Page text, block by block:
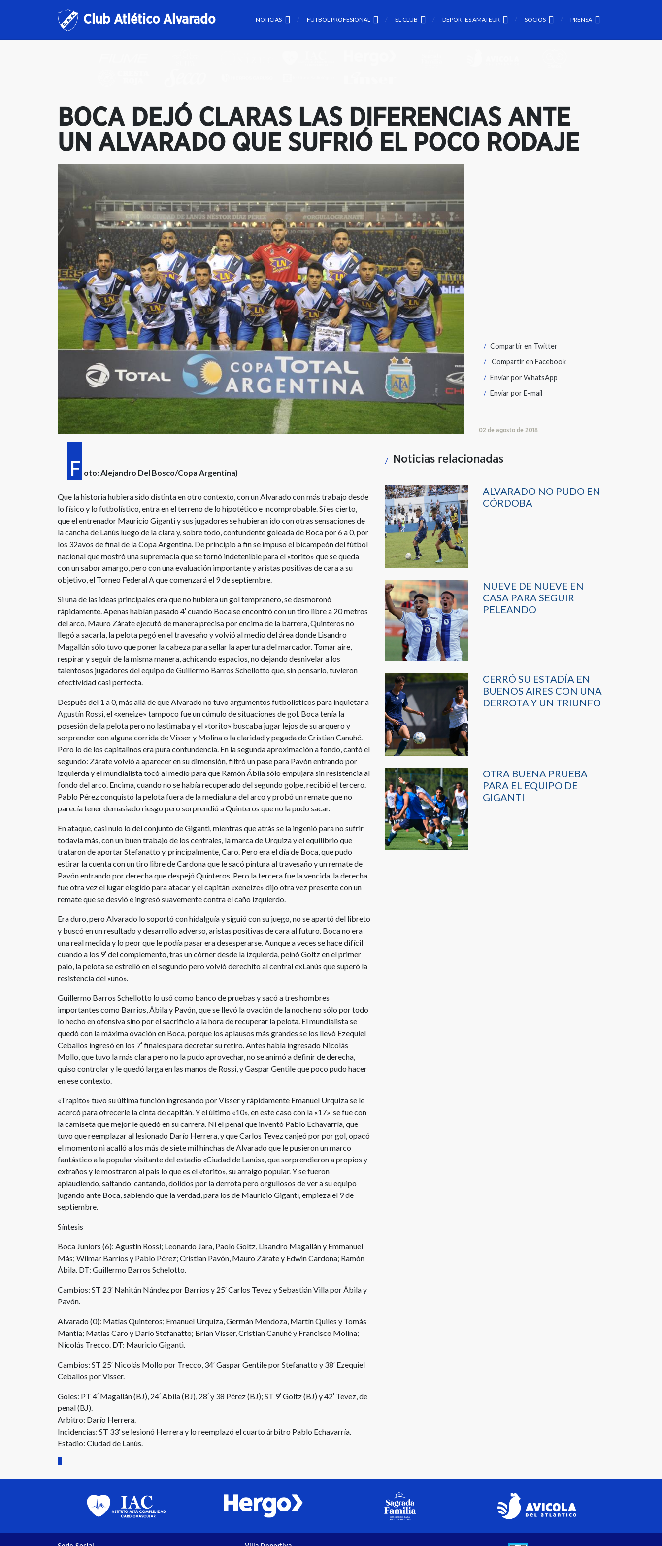
Club Atlético Alvarado NOTICIAS FUTBOL PROFESIONAL EL CLUB DEPORTES AMATEUR SOCIOS PRENSA
BOCA DEJÓ CLARAS LAS DIFERENCIAS ANTE
UN ALVARADO QUE SUFRIÓ EL POCO RODAJE
Compartir en Twitter
Compartir en Facebook
Enviar porWhatsApp
Enviar porE-mail
02 de agosto de 2018
F oto: Alejandro Del Bosco/Copa Argentina)
Que la historia hubiera sido distinta en otro contexto, con un Alvarado con más trabajo desde
lo físico y lo futbolístico, entra en el terreno de lo hipotético e incomprobable. Sí es cierto,
que el entrenador Mauricio Giganti y sus jugadores se hubieran ido con otras sensaciones de
la cancha de Lanús luego de la clara y, sobre todo, contundente goleada de Boca por 6 a 0, por
los 32avos de final de la Copa Argentina. De principio a fin se impuso el bicampeón del fútbol
nacional que mostró una supremacía que se tornó indetenible para el «torito» que se queda
con un sabor amargo, pero con una evaluación importante y aristas positivas de cara a su
objetivo, el Torneo Federal A que comenzará el 9 de septiembre.
Si una de las ideas principales era que no hubiera un gol tempranero, se desmoronó
rápidamente. Apenas habían pasado 4′ cuando Boca se encontró con un tiro libre a 20 metros
del arco, Mauro Zárate ejecutó de manera precisa por encima de la barrera, Quinteros no
llegó a sacarla, la pelota pegó en el travesaño y volvió al medio del área donde Lisandro
Magallán sólo tuvo que poner la cabeza para sellar la apertura del marcador. Tomar aire,
respirar y seguir de la misma manera, achicando espacios, no dejando desnivelar a los
talentosos jugadores del equipo de Guillermo Barros Schellotto que, sin pensarlo, tuvieron
efectividad casi perfecta.
Después del 1 a 0, más allá de que Alvarado no tuvo argumentos futbolísticos para inquietar a
Agustín Rossi, el «xeneize» tampoco fue un cúmulo de situaciones de gol. Boca tenía la
posesión de la pelota pero no lastimaba y el «torito» buscaba jugar lejos de su arquero y
sorprender con alguna corrida de Visser y Molina o la claridad y pegada de Cristian Canuhé.
Pero lo de los capitalinos era pura contundencia. En la segunda aproximación a fondo, cantó el
segundo: Zárate volvió a aparecer en su dimensión, filtró un pase para Pavón entrando por
izquierda y el mundialista tocó al medio para que Ramón Ábila sólo empujara sin resistencia al
fondo del arco. Encima, cuando no se había recuperado del segundo golpe, recibió el tercero.
Pablo Pérez conquistó la pelota fuera de la medialuna del arco y probó un remate que no
parecía tener demasiado riesgo pero sorprendió a Quinteros que no la pudo sacar.
En ataque, casi nulo lo del conjunto de Giganti, mientras que atrás se la ingenió para no sufrir
todavía más, con un buen trabajo de los centrales, la marca de Urquiza y el equilibrio que
trataron de aportar Stefanatto y, principalmente, Caro. Pero era el día de Boca, que pudo
estirar la cuenta con un tiro libre de Cardona que le sacó pintura al travesaño y un remate de
Pavón entrando por derecha que despejó Quinteros. Pero la tercera fue la vencida, la derecha
fue otra vez el lugar elegido para atacar y el capitán «xeneize» dijo otra vez presente con un
remate que se desvió e ingresó suavemente contra el caño izquierdo.
Era duro, pero Alvarado lo soportó con hidalguía y siguió con su juego, no se apartó del libreto
y buscó en un resultado y desarrollo adverso, aristas positivas de cara al futuro. Boca no era
una real medida y lo peor que le podía pasar era desesperarse. Aunque a veces se hace difícil
cuando a los 9′ del complemento, tras un córner desde la izquierda, peinó Goltz en el primer
palo, la pelota se estrelló en el segundo pero volvió derechito al central exLanús que superó la
resistencia del «uno».
Guillermo Barros Schellotto lo usó como banco de pruebas y sacó a tres hombres
importantes como Barrios, Ábila y Pavón, que se llevó la ovación de la noche no sólo por todo
lo hecho en ofensiva sino por el sacrificio a la hora de recuperar la pelota. El mundialista se
quedó con la máxima ovación en Boca, porque los aplausos más grandes se los llevó Ezequiel
Ceballos ingresó en los 7′ finales para decretar su retiro. Antes había ingresado Nicolás
Mollo, que tuvo la más clara pero no la pudo aprovechar, no se animó a definir de derecha,
quiso controlar y le quedó larga en las manos de Rossi, y Gaspar Gentile que poco pudo hacer
en ese contexto.
«Trapito» tuvo su última función ingresando por Visser y rápidamente Emanuel Urquiza se le
acercó para ofrecerle la cinta de capitán. Y el último «10», en este caso con la «17», se fue con
la camiseta que mejor le quedó en su carrera. Ni el penal que inventó Pablo Echavarría, que
tuvo que reemplazar al lesionado Darío Herrera, y que Carlos Tevez canjeó por por gol, opacó
el momento ni acalló a los más de siete mil hinchas de Alvarado que le pusieron un marco
fantástico a la popular visitante del estadio «Ciudad de Lanús», que sorprendieron a propios y
extraños y le mostraron al país lo que es el «torito», su arraigo popular. Y se fueron
aplaudiendo, saltando, cantando, dolidos por la derrota pero orgullosos de ver a su equipo
jugando ante Boca, sabiendo que la verdad, para los de Mauricio Giganti, empieza el 9 de
septiembre.
Síntesis
Boca Juniors (6): Agustín Rossi; Leonardo Jara, Paolo Goltz, Lisandro Magallán y Emmanuel
Más; Wilmar Barrios y Pablo Pérez; Cristian Pavón, Mauro Zárate y Edwin Cardona; Ramón
Ábila. DT: Guillermo Barros Schelotto.
Cambios: ST 23′ Nahitán Nández por Barrios y 25′ Carlos Tevez y Sebastián Villa por Ábila y
Pavón.
Alvarado (0): Matìas Quinteros; Emanuel Urquiza, Germán Mendoza, Martín Quiles y Tomás
Mantia; Matías Caro y Darío Stefanatto; Brian Visser, Cristian Canuhé y Francisco Molina;
Nicolás Trecco. DT: Mauricio Giganti.
Cambios: ST 25′ Nicolás Mollo por Trecco, 34′ Gaspar Gentile por Stefanatto y 38′ Ezequiel
Ceballos por Visser.
Goles: PT 4′ Magallán (BJ), 24′ Abila (BJ), 28′ y 38 Pérez (BJ); ST 9′ Goltz (BJ) y 42′ Tevez, de
penal (BJ).
Arbitro: Darío Herrera.
Incidencias: ST 33′ se lesionó Herrera y lo reemplazó el cuarto árbitro Pablo Echavarría.
Estadio: Ciudad de Lanús.
Noticias relacionadas
ALVARADO NO PUDO EN
CÓRDOBA
NUEVE DE NUEVE EN
CASA PARA SEGUIR
PELEANDO
CERRÓ SU ESTADÍA EN
BUENOS AIRES CON UNA
DERROTA Y UN TRIUNFO
OTRA BUENA PRUEBA
PARA EL EQUIPO DE
GIGANTI